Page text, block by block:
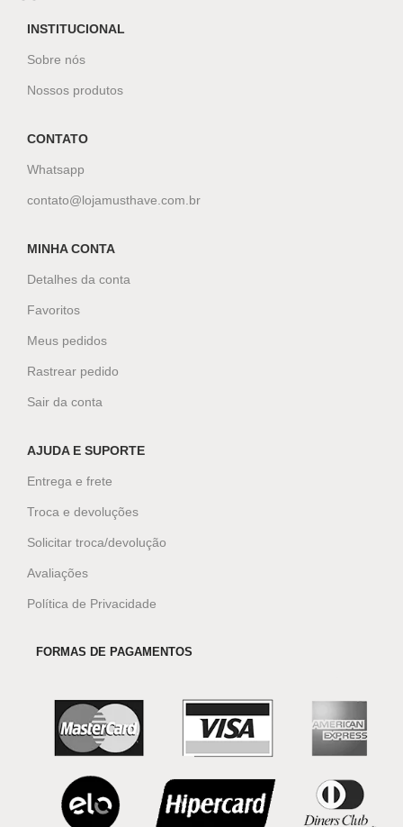
INSTITUCIONAL
Sobre nós
Nossos produtos
CONTATO
Whatsapp
contato@lojamusthave.com.br
MINHA CONTA
Detalhes da conta
Favoritos
Meus pedidos
Rastrear pedido
Sair da conta
AJUDA E SUPORTE
Entrega e frete
Troca e devoluções
Solicitar troca/devolução
Avaliações
Política de Privacidade
FORMAS DE PAGAMENTOS